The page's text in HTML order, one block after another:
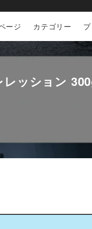
ージ カテゴリー
ッション